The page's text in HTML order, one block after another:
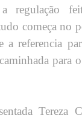
regulação
começa no
referencia
para
Tereza